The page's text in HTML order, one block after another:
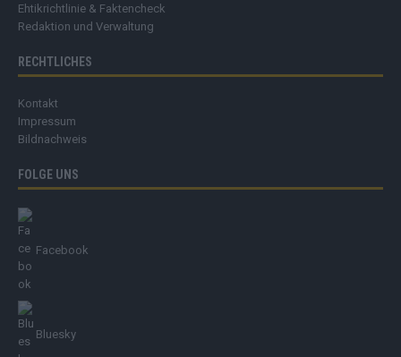
Ehtikrichtlinie & Faktencheck
Redaktion und Verwaltung
RECHTLICHES
Kontakt
Impressum
Bildnachweis
FOLGE UNS
Facebook
Bluesky